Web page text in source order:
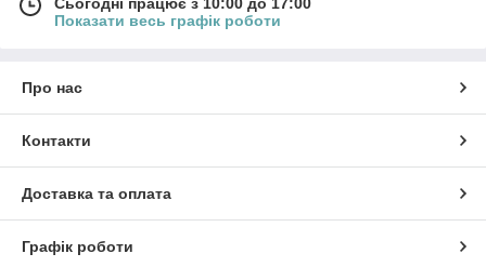
Показати весь графік роботи
Про нас
Контакти
Доставка та оплата
Графік роботи